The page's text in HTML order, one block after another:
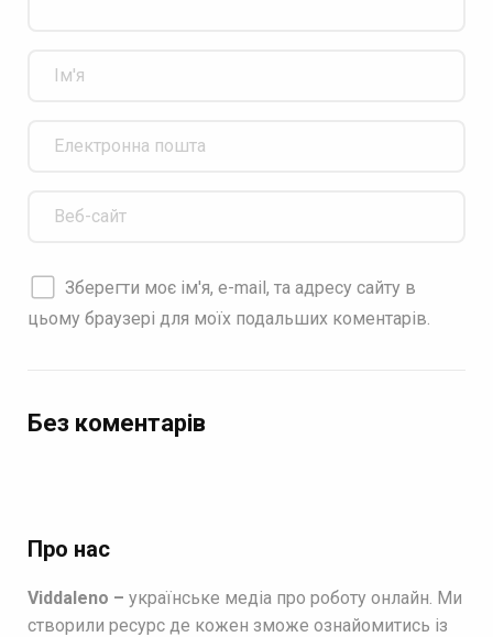
Зберегти моє ім'я, e-mail, та адресу сайту в
цьому браузері для моїх подальших коментарів.
Без коментарів
Про нас
Viddaleno – українське медіа про роботу онлайн. Ми
створили ресурс де кожен зможе ознайомитись із